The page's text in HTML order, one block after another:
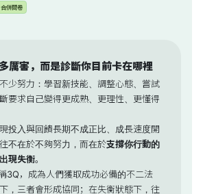
合併問卷
厲害，而是診斷你目前卡在哪裡
少努力：學習新技能、調整心態、嘗試
要求自己變得更成熟、更理性、更懂得
投入與回饋長期不成正比、成長速度開
不在於不夠努力，而在於支撐你行動的
現失衡。
3Q，成為人們獲取成功必備的不二法
，三者會形成協同；在失衡狀態下，往